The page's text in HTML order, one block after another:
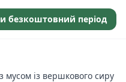
безкоштовний період
мусом із вершкового сиру